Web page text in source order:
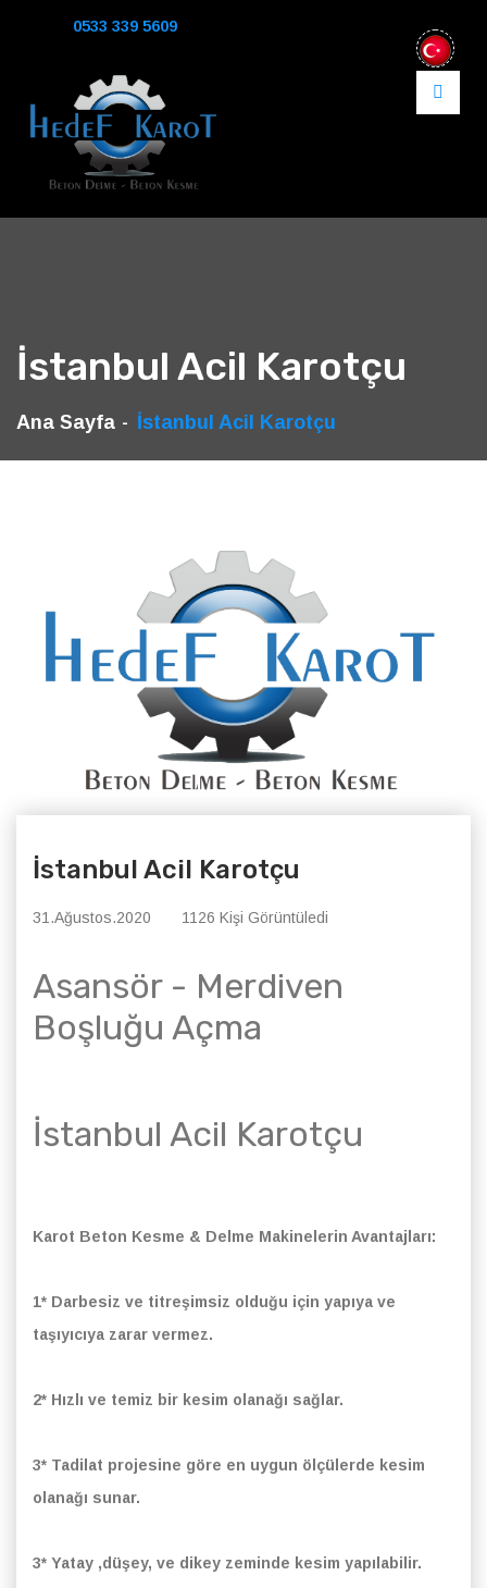
0533 339 5609
İstanbul Acil Karotçu
Ana Sayfa İstanbul Acil Karotçu
İstanbul Acil Karotçu
31.Ağustos.2020 1126 Kişi Görüntüledi
Asansör - Merdiven
Boşluğu Açma
İstanbul Acil Karotçu
Karot Beton Kesme & Delme Makinelerin Avantajları:
1* Darbesiz ve titreşimsiz olduğu için yapıya ve
taşıyıcıya zarar vermez.
2* Hızlı ve temiz bir kesim olanağı sağlar.
3* Tadilat projesine göre en uygun ölçülerde kesim
olanağı sunar.
3* Yatay ,düşey, ve dikey zeminde kesim yapılabilir.